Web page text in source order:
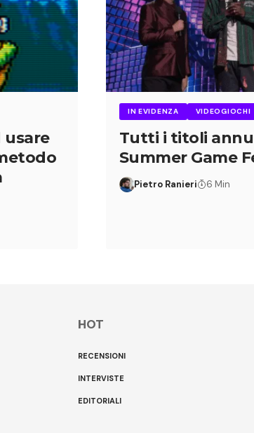
usare
IN EVIDENZA VIDEOGIOCHI
Tutti i titoli
Summer Game
Pietro Ranieri 6 Min
HOT
RECENSIONI
INTERVISTE
EDITORIALI